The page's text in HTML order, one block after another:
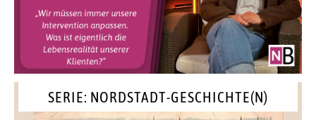
SERIE: NORDSTADT-GESCHICHTE(N)